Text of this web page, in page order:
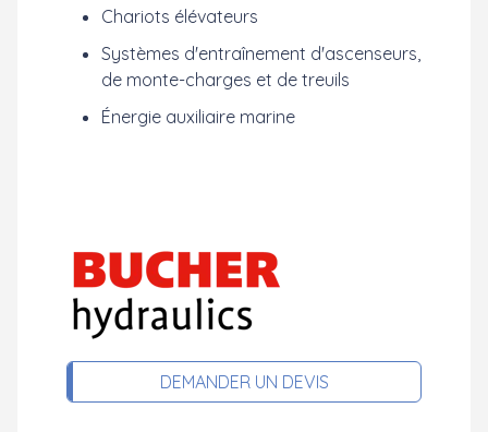
Chariots élévateurs
Systèmes d'entraînement d'ascenseurs,
de monte-charges et de treuils
Énergie auxiliaire marine
DEMANDER UN DEVIS